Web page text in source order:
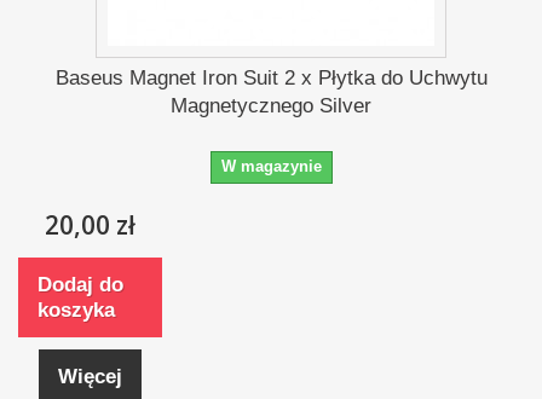
Baseus Magnet Iron Suit 2 x Płytka do Uchwytu
Magnetycznego Silver
W magazynie
20,00 zł
Dodaj do
koszyka
Więcej